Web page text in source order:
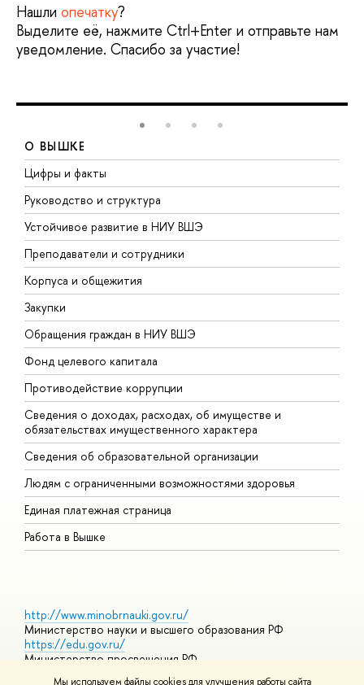
Мы используем файлы cookies для улучшения работы сайта
Нашли опечатку?
Выделите её, нажмите Ctrl+Enter и отправьте нам
уведомление. Спасибо за участие!
О ВЫШКЕ
Цифры и факты
Руководство и структура
Устойчивое развитие в НИУ ВШЭ
Преподаватели и сотрудники
Корпуса и общежития
Закупки
Обращения граждан в НИУ ВШЭ
Фонд целевого капитала
Противодействие коррупции
Сведения о доходах, расходах, об имуществе и
обязательствах имущественного характера
Сведения об образовательной организации
Людям с ограниченными возможностями здоровья
Единая платежная страница
Работа в Вышке
http://www.minobrnauki.gov.ru/
Министерство науки и высшего образования РФ
https://edu.gov.ru/
Министерство просвещения РФ